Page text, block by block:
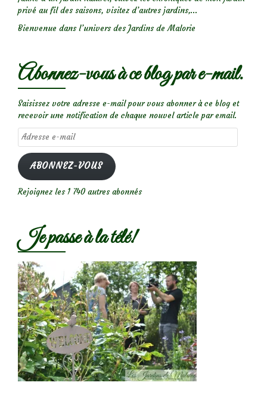
privé au fil des saisons, visitez d’autres jardins,...
Bienvenue dans l’univers des Jardins de Malorie
Abonnez-vous à ce blog par e-mail.
Saisissez votre adresse e-mail pour vous abonner à ce blog et
recevoir une notification de chaque nouvel article par email.
Adresse
e-
mail
ABONNEZ-VOUS
Rejoignez les 1 740 autres abonnés
Je passe à la télé!